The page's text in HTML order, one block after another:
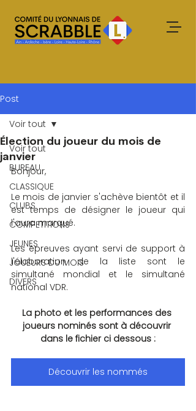
Post
Voir tout
BUREAU
CLASSIQUE
CLUBS
COMPETITIONS
JEUNES
JOUEURS DU MOIS
DIVERS
Voir tout
Élection du joueur du mois de
janvier
Bonjour,
Le mois de janvier s'achève bientôt et il
est temps de désigner le joueur qui
l'aura marqué.
Les épreuves ayant servi de support à
l'élaboration de la liste sont le
simultané mondial et le simultané
national VDR.
La photo et les performances des
joueurs nominés sont à découvrir
dans le fichier ci dessous :
Découvrir les nommés